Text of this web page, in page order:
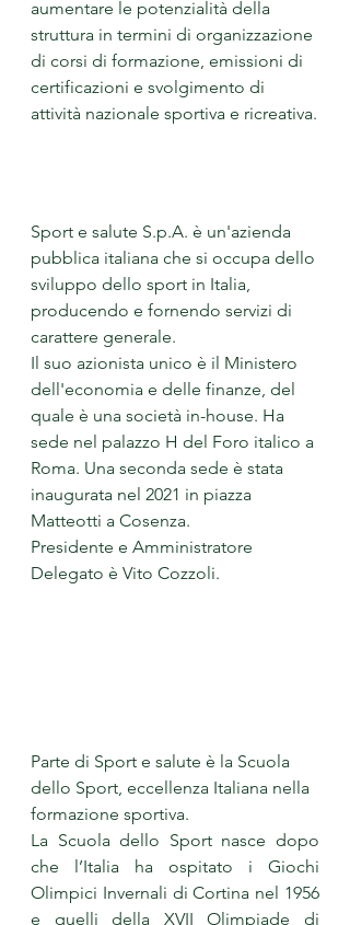
aumentare le potenzialità della
struttura in termini di organizzazione
di corsi di formazione, emissioni di
certificazioni e svolgimento di
attività nazionale sportiva e ricreativa.
Sport e salute S.p.A. è un'azienda
pubblica italiana che si occupa dello
sviluppo dello sport in Italia,
producendo e fornendo servizi di
carattere generale.
Il suo azionista unico è il Ministero
dell'economia e delle finanze, del
quale è una società in-house. Ha
sede nel palazzo H del Foro italico a
Roma. Una seconda sede è stata
inaugurata nel 2021 in piazza
Matteotti a Cosenza.
Presidente e Amministratore
Delegato è Vito Cozzoli.
Parte di Sport e salute è la Scuola
dello Sport, eccellenza Italiana nella
formazione sportiva.
La Scuola dello Sport nasce dopo
che l’Italia ha ospitato i Giochi
Olimpici Invernali di Cortina nel 1956
e quelli della XVII Olimpiade di